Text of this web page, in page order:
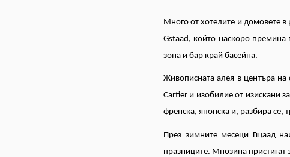
Много от хотелите и домовете в
Gstaad, който наскоро
зона и бар край басейна.
Живописната алея в центъра
Cartier и изобилие от изискани
френска, японска и, разбира
През зимните месеци Гщаад
празниците. Мнозина пристигат